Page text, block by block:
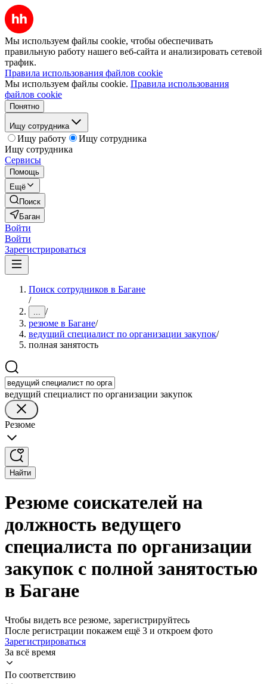
Мы используем файлы cookie, чтобы обеспечивать
правильную работу нашего веб-сайта и анализировать сетевой
трафик.
Правила использования файлов cookie
Мы используем файлы cookie. Правила использования
файлов cookie
Понятно
Ищу сотрудника
Ищу работу
Ищу сотрудника
Ищу сотрудника
Сервисы
Помощь
Ещё
Поиск
Баган
Войти
Войти
Зарегистрироваться
Поиск сотрудников в Багане
/
... /
резюме в Багане/
ведущий специалист по организации закупок/
полная занятость
ведущий специалист по организации закупок
Резюме
Найти
Резюме соискателей на
должность ведущего
специалиста по организации
закупок с полной занятостью
в Багане
Чтобы видеть все резюме, зарегистрируйтесь
После регистрации покажем ещё 3 и откроем фото
Зарегистрироваться
За всё время
По соответствию